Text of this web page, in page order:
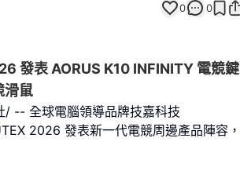
0 0
發表 AORUS K10 INFINITY 電競鍵
滑鼠
-- 全球電腦領導品牌技嘉科技
2026 發表新一代電競周邊產品陣容，